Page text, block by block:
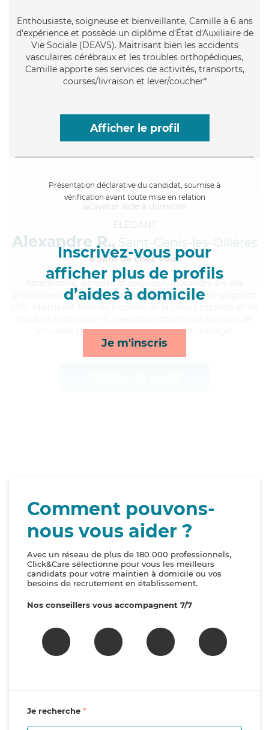
Enthousiaste, soigneuse et bienveillante, Camille a 6 ans
d'expérience et possède un diplôme d'État d'Auxiliaire de
Vie Sociale (DEAVS). Maitrisant bien les accidents
vasculaires cérébraux et les troubles orthopédiques,
Camille apporte ses services de activités, transports,
courses/livraison et lever/coucher*
Afficher le profil
Présentation déclarative du candidat, soumise à
vérification avant toute mise en relation
Inscrivez-vous pour
afficher plus de profils
d’aides à domicile
Je m'inscris
ÉLÉGANT
Alexandre R., Saint-Genis-les-Ollières
à 5km de chez Vous
, altruiste et soigneux, Alexandre a 4 ans
d'expérience et possède un diplôme d'Etat d'aide-soignant
activités, rappels, toilette/habillage et ménage*
Comment pouvons-
nous vous aider ?
Avec un réseau de plus de 180 000 professionnels,
Click&Care sélectionne pour vous les meilleurs
candidats pour votre maintien à domicile ou vos
besoins de recrutement en établissement.
Nos conseillers vous accompagnent 7/7
Je recherche